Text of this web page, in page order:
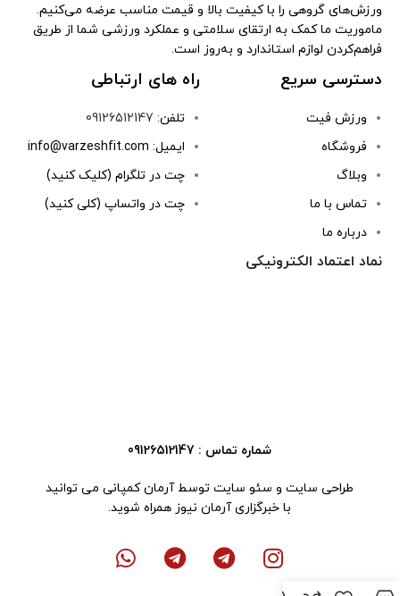
ورزش‌های گروهی را با کیفیت بالا و قیمت مناسب عرضه می‌کنیم.
ماموریت ما کمک به ارتقای سلامتی و عملکرد ورزشی شما از طریق
فراهم‌کردن لوازم استاندارد و به‌روز است.
دسترسی سریع
ورزش فیت
فروشگاه
وبلاگ
تماس با ما
درباره ما
راه های ارتباطی
تلفن: 09126512147
ایمیل: info@varzeshfit.com
چت در تلگرام (کلیک کنید)
چت در واتساپ (کلی کنید)
نماد اعتماد الکترونیکی
شماره تماس : 09126512147
طراحی سایتو سئو سایتتوسط آرمان کمپانی می توانید
با خبرگزاری آرمان نیوز همراه شوید.